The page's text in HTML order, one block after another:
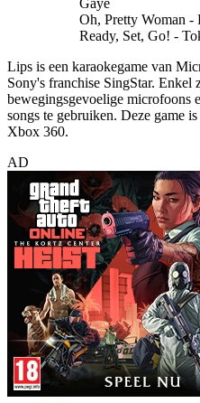
Oh, Pretty Woman -
Ready, Set, Go! -
Lips is een karaokegame van
Sony's franchise SingStar. Enkel
bewegingsgevoelige microfoons
songs te gebruiken. Deze game
Xbox 360.
AD